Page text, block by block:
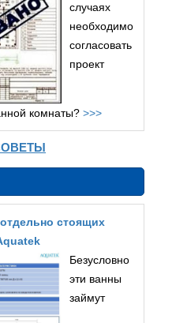
случаях
необходимо
согласовать
проект
комнаты? >>>
стоящих
Безусловно
эти ванны
займут